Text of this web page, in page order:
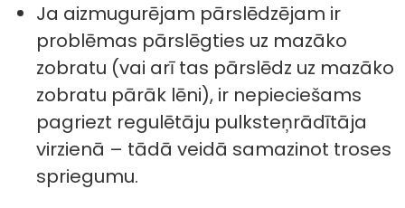
Ja aizmugurējam pārslēdzējam ir
problēmas pārslēgties uz mazāko
zobratu (vai arī tas pārslēdz uz mazāko
zobratu pārāk lēni), ir nepieciešams
pagriezt regulētāju pulksteņrādītāja
virzienā – tādā veidā samazinot troses
spriegumu.